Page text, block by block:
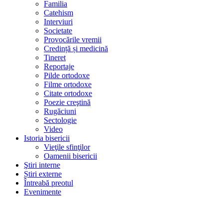
Familia
Catehism
Interviuri
Societate
Provocările vremii
Credință și medicină
Tineret
Reportaje
Pilde ortodoxe
Filme ortodoxe
Citate ortodoxe
Poezie creştină
Rugăciuni
Sectologie
Video
Istoria bisericii
Vieţile sfinţilor
Oamenii bisericii
Ştiri interne
Știri externe
Întreabă preotul
Evenimente